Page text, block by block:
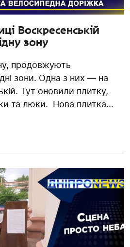
Воскресенській
зону
продовжують
зони. Одна з них — на
Тут оновили плитку,
та люки. Нова плитка...